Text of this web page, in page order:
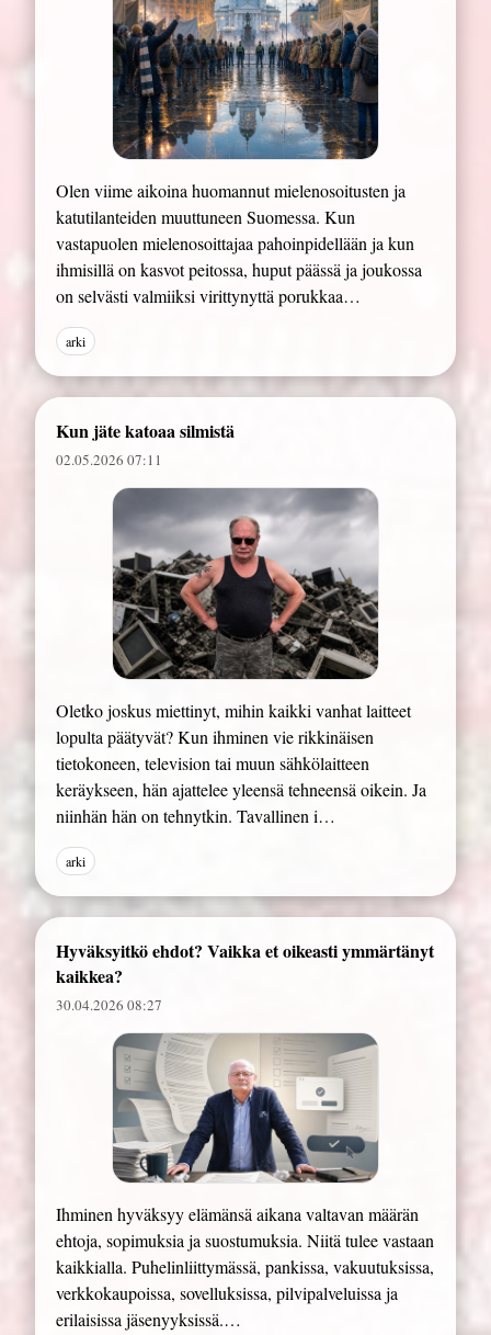
Olen viime aikoina huomannut mielenosoitusten ja
katutilanteiden muuttuneen Suomessa. Kun
vastapuolen mielenosoittajaa pahoinpidellään ja kun
ihmisillä on kasvot peitossa, huput päässä ja joukossa
on selvästi valmiiksi virittynyttä porukkaa…
arki
Kun jäte katoaa silmistä
02.05.2026 07:11
Oletko joskus miettinyt, mihin kaikki vanhat laitteet
lopulta päätyvät? Kun ihminen vie rikkinäisen
tietokoneen, television tai muun sähkölaitteen
keräykseen, hän ajattelee yleensä tehneensä oikein. Ja
niinhän hän on tehnytkin. Tavallinen i…
arki
Hyväksyitkö ehdot? Vaikka et oikeasti ymmärtänyt
kaikkea?
30.04.2026 08:27
Ihminen hyväksyy elämänsä aikana valtavan määrän
ehtoja, sopimuksia ja suostumuksia. Niitä tulee vastaan
kaikkialla. Puhelinliittymässä, pankissa, vakuutuksissa,
verkkokaupoissa, sovelluksissa, pilvipalveluissa ja
erilaisissa jäsenyyksissä.…